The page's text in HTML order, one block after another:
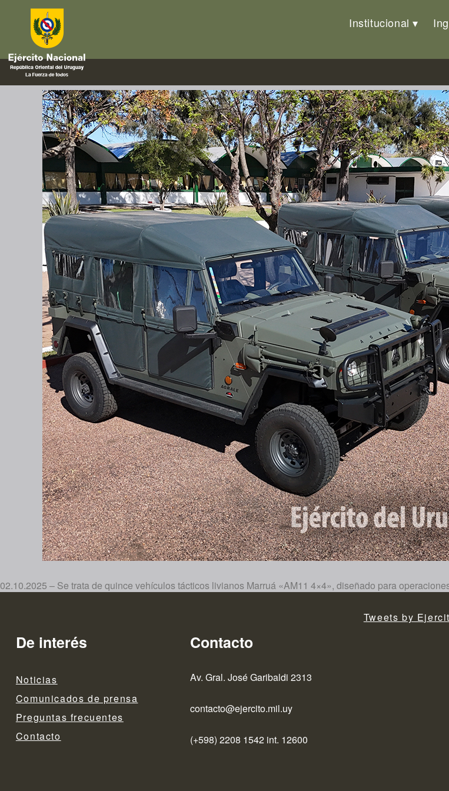
Institucional
Agrale
Arribo de nuevos vehículos tácticos y ambulancias
02.10.2025 – Se trata de quince vehículos tácticos livianos Marruá «AM11 4×4», diseñado para
De interés
Noticias
Comunicados de prensa
Preguntas frecuentes
Contacto
Contacto
Av. Gral. José Garibaldi 2313
contacto@ejercito.mil.uy
(+598) 2208 1542 int. 12600
Tweets by